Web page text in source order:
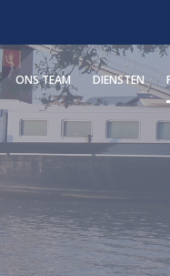
ONS TEAM DIENSTEN